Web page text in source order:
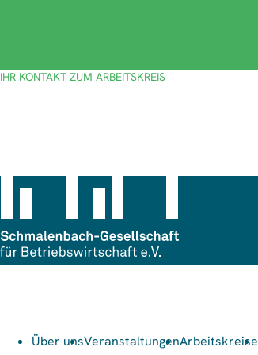
IHR KONTAKT ZUM ARBEITSKREIS
Über unsVeranstaltungenArbeitskreise